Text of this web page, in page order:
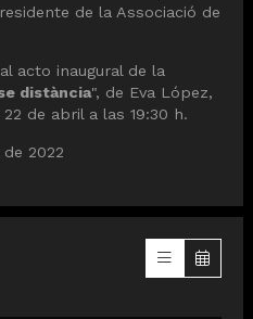
de la Associació de
acto inaugural de la
distància", de Eva López,
de abril a las 19:30 h.
2022